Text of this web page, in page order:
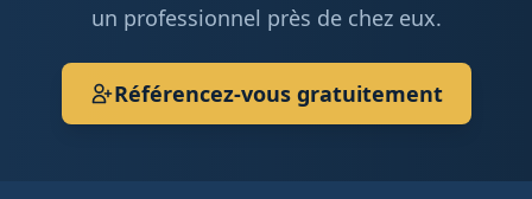
un professionnel près de chez eux.
Référencez-vous gratuitement